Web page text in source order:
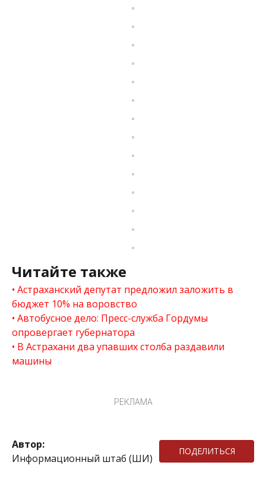
Читайте также
Астраханский депутат предложил заложить в
бюджет 10% на воровство
Автобусное дело: Пресс-служба Гордумы
опровергает губернатора
В Астрахани два упавших столба раздавили
машины
РЕКЛАМА
Автор:
Информационный штаб (ШИ)
ПОДЕЛИТЬСЯ